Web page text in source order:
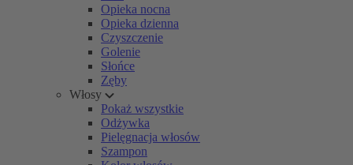
Opieka nocna
Opieka dzienna
Czyszczenie
Golenie
Słońce
Zęby
Włosy
Pokaż wszystkie
Odżywka
Pielęgnacja włosów
Szampon